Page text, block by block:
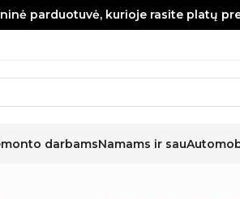
parduotuvė, kurioje rasite platų
darbamsNamams ir sau